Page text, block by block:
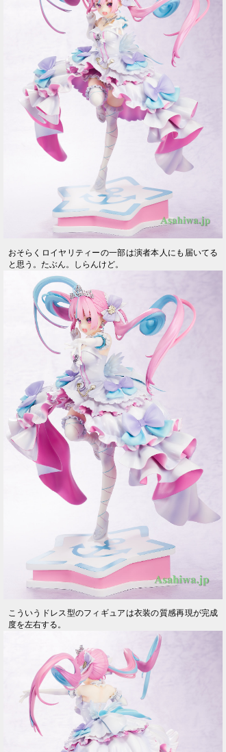
おそらくロイヤリティーの一部は演者本人にも届いてる
と思う。たぶん。しらんけど。
こういうドレス型のフィギュアは衣装の質感再現が完成
度を左右する。